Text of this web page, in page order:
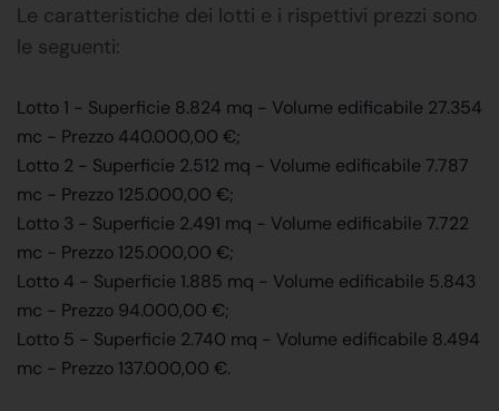
Le caratteristiche dei lotti e i rispettivi prezzi sono
le seguenti:
Lotto 1 - Superficie 8.824 mq - Volume edificabile 27.354
mc - Prezzo 440.000,00 €;
Lotto 2 - Superficie 2.512 mq - Volume edificabile 7.787
mc - Prezzo 125.000,00 €;
Lotto 3 - Superficie 2.491 mq - Volume edificabile 7.722
mc - Prezzo 125.000,00 €;
Lotto 4 - Superficie 1.885 mq - Volume edificabile 5.843
mc - Prezzo 94.000,00 €;
Lotto 5 - Superficie 2.740 mq - Volume edificabile 8.494
mc - Prezzo 137.000,00 €.